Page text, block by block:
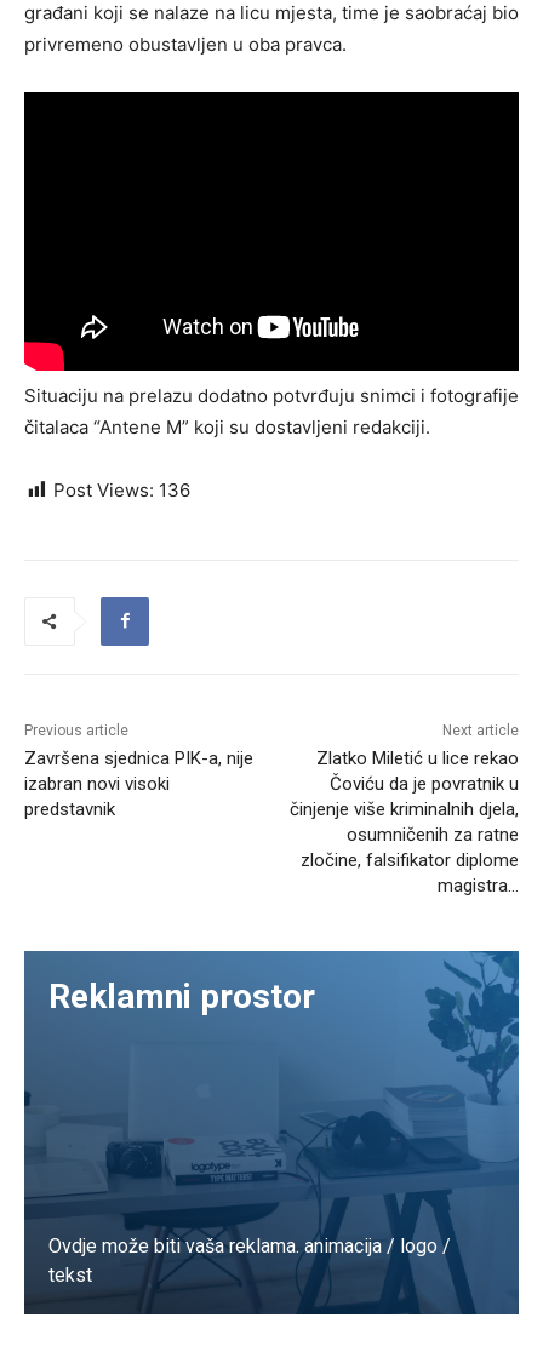
građani koji se nalaze na licu mjesta, time je saobraćaj bio
privremeno obustavljen u oba pravca.
Situaciju na prelazu dodatno potvrđuju snimci i fotografije
čitalaca “Antene M” koji su dostavljeni redakciji.
Post Views: 136
Previous article
Završena sjednica PIK-a, nije
izabran novi visoki
predstavnik
Next article
Zlatko Miletić u lice rekao
Čoviću da je povratnik u
činjenje više kriminalnih djela,
osumničenih za ratne
zločine, falsifikator diplome
magistra…
Reklamni prostor
Ovdje može biti vaša reklama. animacija / logo /
tekst